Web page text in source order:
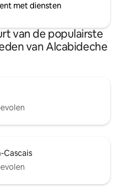
met diensten
van de populairste
van Alcabideche
Cascais